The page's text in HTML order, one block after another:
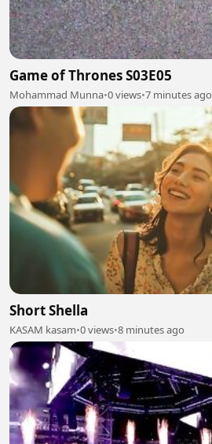
Game of Thrones S03E05
Mohammad Munna•0 views•7 minutes ago
Short Shella
KASAM kasam•0 views•8 minutes ago